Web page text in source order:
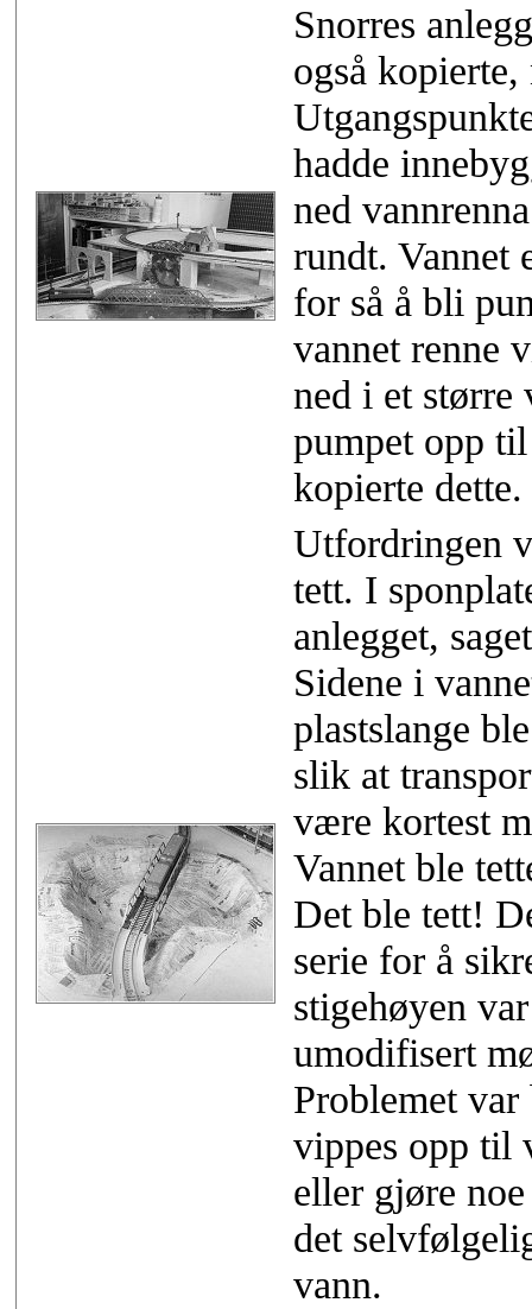
Snorres
også
hadde
ned
rundt. Vannet
for så å bli
vannet renne
ned i et større
pumpet opp
kopierte dette.
Utfordringen
tett. I
anlegget,
Sidene i
plastslange
slik at
være kortest
Vannet ble
Det ble tett!
serie for å
stigehøyen
umodifisert
Problemet var
vippes opp til
eller gjøre
det
vann.